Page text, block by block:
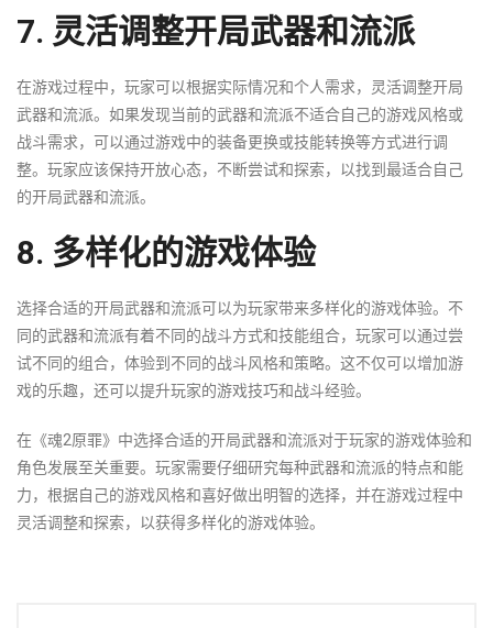
7. 灵活调整开局武器和流派
在游戏过程中，玩家可以根据实际情况和个人需求，灵活调整开局
武器和流派。如果发现当前的武器和流派不适合自己的游戏风格或
战斗需求，可以通过游戏中的装备更换或技能转换等方式进行调
整。玩家应该保持开放心态，不断尝试和探索，以找到最适合自己
的开局武器和流派。
8. 多样化的游戏体验
选择合适的开局武器和流派可以为玩家带来多样化的游戏体验。不
同的武器和流派有着不同的战斗方式和技能组合，玩家可以通过尝
试不同的组合，体验到不同的战斗风格和策略。这不仅可以增加游
戏的乐趣，还可以提升玩家的游戏技巧和战斗经验。
在《魂2原罪》中选择合适的开局武器和流派对于玩家的游戏体验和
角色发展至关重要。玩家需要仔细研究每种武器和流派的特点和能
力，根据自己的游戏风格和喜好做出明智的选择，并在游戏过程中
灵活调整和探索，以获得多样化的游戏体验。